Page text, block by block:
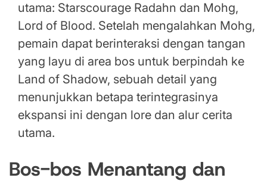
utama: Starscourage Radahn dan Mohg,
Lord of Blood. Setelah mengalahkan Mohg,
pemain dapat berinteraksi dengan tangan
yang layu di area bos untuk berpindah ke
Land of Shadow, sebuah detail yang
menunjukkan betapa terintegrasinya
ekspansi ini dengan lore dan alur cerita
utama.
Bos-bos Menantang dan